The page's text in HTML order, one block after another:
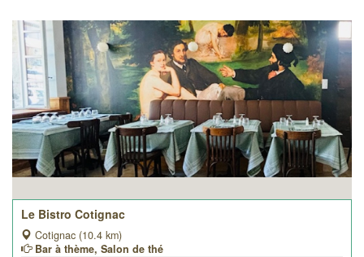
Le Bistro Cotignac
Cotignac (10.4 km)
Bar à thème, Salon de thé